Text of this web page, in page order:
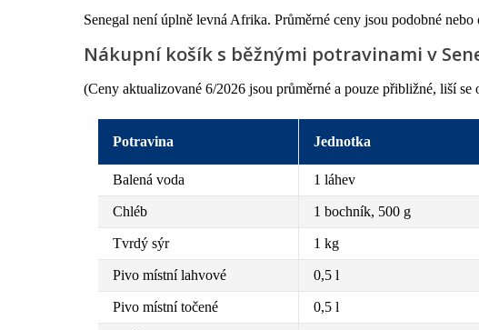
Senegal není úplně levná Afrika. Průměrné ceny jsou podobné
Nákupní košík s běžnými potravinami v
(Ceny aktualizované 6/2026 jsou průměrné a pouze přibližné, liší se
Potravina Jednotka
Balená voda 1 láhev
Chléb 1 bochník, 500 g
Tvrdý sýr 1 kg
Pivo místní lahvové 0,5 l
Pivo místní točené 0,5 l